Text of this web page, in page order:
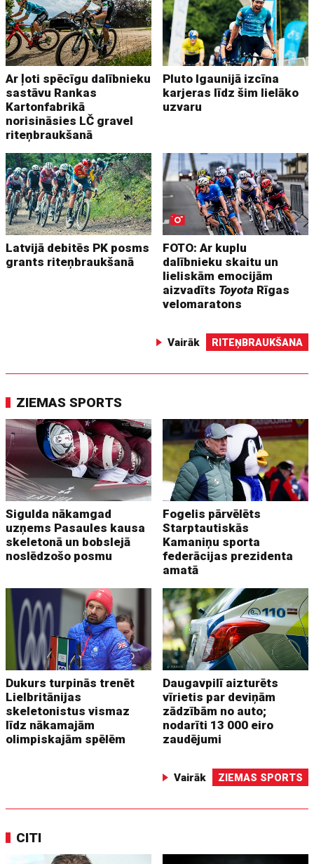
Ar ļoti spēcīgu dalībnieku
sastāvu Rankas
Kartonfabrikā
norisināsies LČ gravel
riteņbraukšanā
Pluto Igaunijā izcīna
karjeras līdz šim lielāko
uzvaru
Latvijā debitēs PK posms
grants riteņbraukšanā
FOTO: Ar kuplu
dalībnieku skaitu un
lieliskām emocijām
aizvadīts Toyota Rīgas
velomaratons
Vairāk RITEŅBRAUKŠANA
ZIEMAS SPORTS
Sigulda nākamgad
uzņems Pasaules kausa
skeletonā un bobslejā
noslēdzošo posmu
Fogelis pārvēlēts
Starptautiskās
Kamaniņu sporta
federācijas prezidenta
amatā
Dukurs turpinās trenēt
Lielbritānijas
skeletonistus vismaz
līdz nākamajām
olimpiskajām spēlēm
Daugavpilī aizturēts
vīrietis par deviņām
zādzībām no auto;
nodarīti 13 000 eiro
zaudējumi
Vairāk ZIEMAS SPORTS
CITI